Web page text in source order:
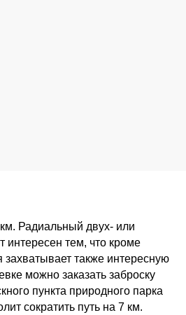
Радиальный двух- или
тем, что кроме
также интересную
можно заказать заброску
пункта природного парка
сократить путь на 7 км.